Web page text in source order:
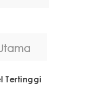
Tertinggi